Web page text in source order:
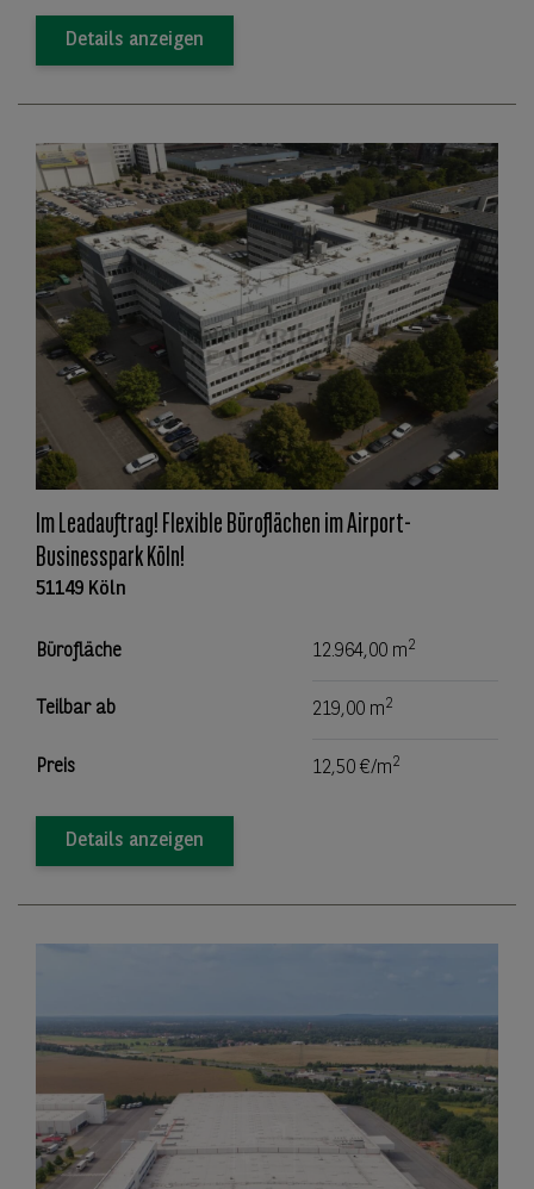
Details anzeigen
Im Leadauftrag! Flexible Büroflächen im Airport-
Businesspark Köln!
51149 Köln
Bürofläche 12.964,00 m2
Teilbar ab 219,00 m2
Preis 12,50 €/m2
Details anzeigen